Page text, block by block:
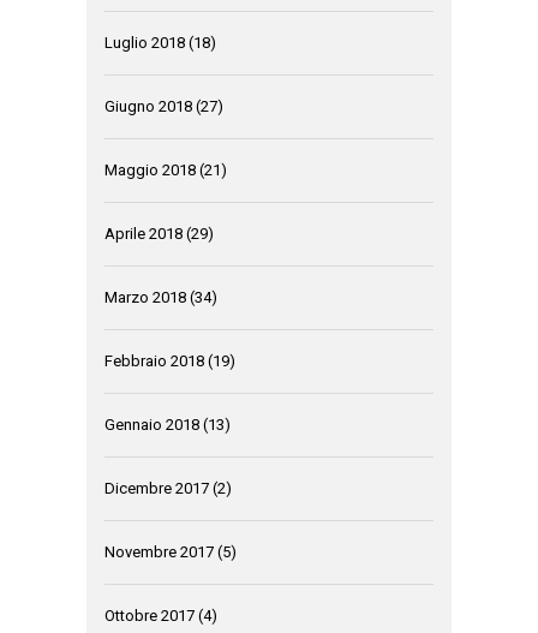
Luglio 2018 (18)
Giugno 2018 (27)
Maggio 2018 (21)
Aprile 2018 (29)
Marzo 2018 (34)
Febbraio 2018 (19)
Gennaio 2018 (13)
Dicembre 2017 (2)
Novembre 2017 (5)
Ottobre 2017 (4)